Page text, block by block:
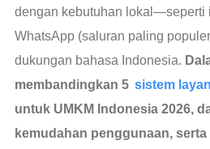
dengan kebutuhan lokal—seperti
WhatsApp (saluran paling
dukungan bahasa Indonesia.
membandingkan 5 sistem
untuk UMKM Indonesia 2026,
kemudahan penggunaan,